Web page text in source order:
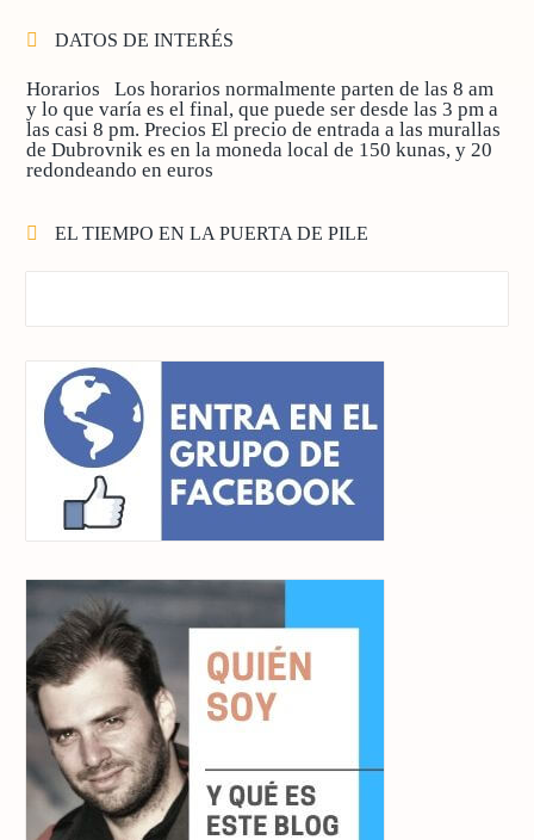
DATOS DE INTERÉS
Horarios
Los horarios normalmente parten de las 8 am
y lo que varía es el final, que puede ser desde las 3 pm a
las casi 8 pm.Precios El precio de entrada a las murallas
de Dubrovnik es en la moneda local de 150 kunas, y 20
redondeando en euros
EL TIEMPO EN LA PUERTA DE PILE